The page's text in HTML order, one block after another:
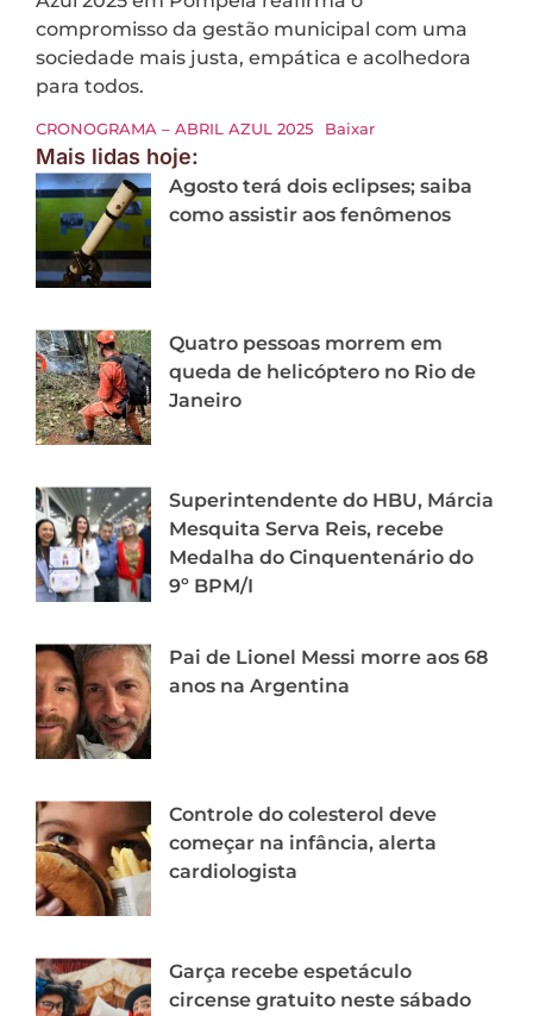
compromisso da gestão municipal com uma
sociedade mais justa, empática e acolhedora
para todos.
CRONOGRAMA – ABRIL AZUL 2025 Baixar
Mais lidas hoje:
Agosto terá dois eclipses; saiba
como assistir aos fenômenos
Quatro pessoas morrem em
queda de helicóptero no Rio de
Janeiro
Superintendente do HBU, Márcia
Mesquita Serva Reis, recebe
Medalha do Cinquentenário do
9º BPM/I
Pai de Lionel Messi morre aos 68
anos na Argentina
Controle do colesterol deve
começar na infância, alerta
cardiologista
Garça recebe espetáculo
circense gratuito neste sábado